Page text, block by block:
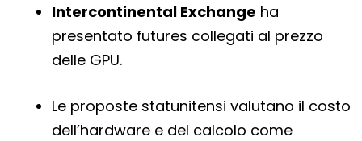
Intercontinental Exchange ha
presentato futures collegati al prezzo
delle GPU.
Le proposte statunitensi valutano il costo
dell’hardware e del calcolo come